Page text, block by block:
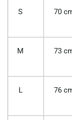
S 70
M 73
L 76